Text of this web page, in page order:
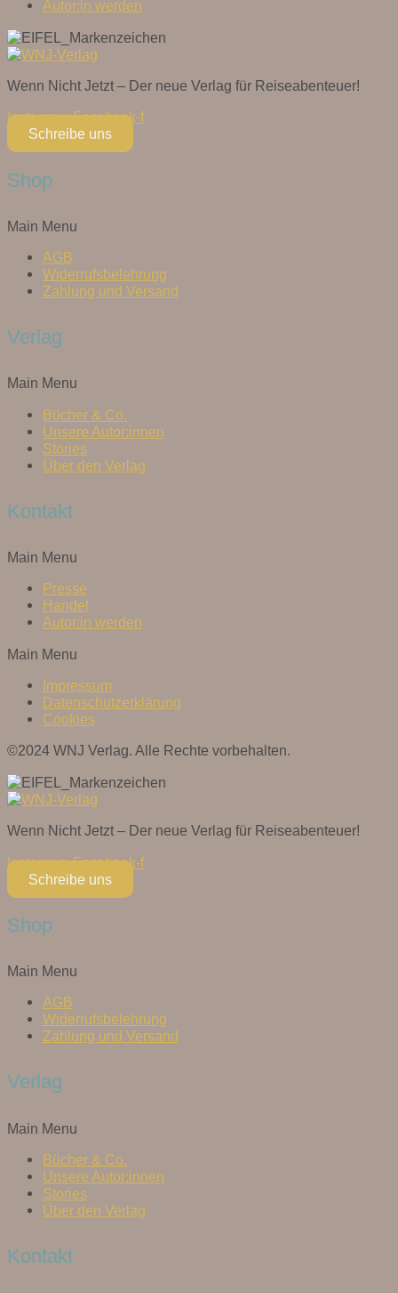
Autor:in werden
Wenn Nicht Jetzt – Der neue Verlag für Reiseabenteuer!
Instagram Facebook-f
Schreibe uns
Shop
Main Menu
AGB
Widerrufsbelehrung
Zahlung und Versand
Verlag
Main Menu
Bücher & Co.
Unsere Autor:innen
Stories
Über den Verlag
Kontakt
Main Menu
Presse
Handel
Autor:in werden
Main Menu
Impressum
Datenschutzerklärung
Cookies
©2024 WNJ Verlag. Alle Rechte vorbehalten.
Wenn Nicht Jetzt – Der neue Verlag für Reiseabenteuer!
Instagram Facebook-f
Schreibe uns
Shop
Main Menu
AGB
Widerrufsbelehrung
Zahlung und Versand
Verlag
Main Menu
Bücher & Co.
Unsere Autor:innen
Stories
Über den Verlag
Kontakt